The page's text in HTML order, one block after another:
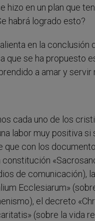
hizo en un plan que
habrá logrado esto?
en la conclusión
que se ha propuesto
a amar y servir
cada uno de los
labor muy positiva si
que con los
constitución
de comunicación), la
Ecclesiarum»
el decreto
(sobre la vida